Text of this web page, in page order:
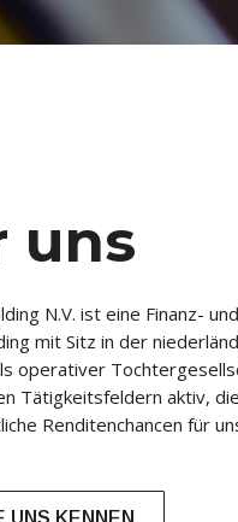
uns
N.V. ist eine Finanz- und
mit Sitz in der
operativer
Tätigkeitsfeldern aktiv, die
Renditenchancen für
UNS KENNEN